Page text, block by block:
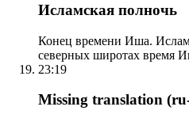
Исламская полночь
Конец времени Иша.
северных широтах время
23:19
Missing translation